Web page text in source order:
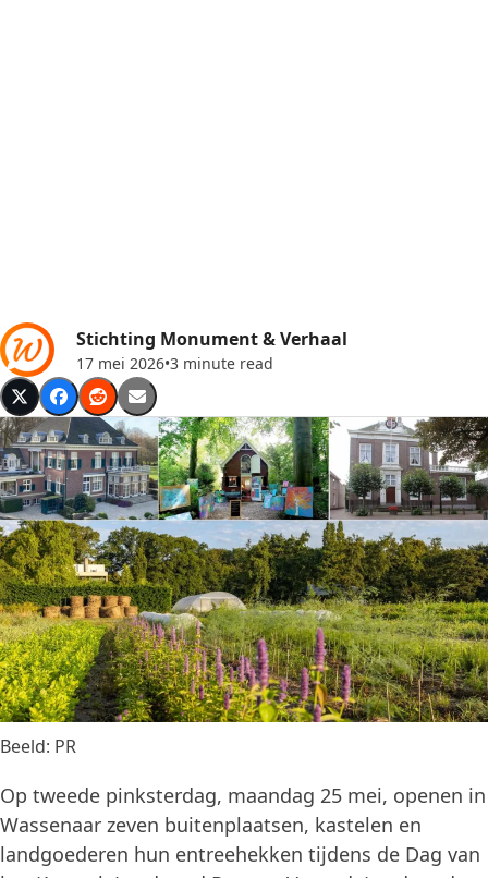
Stichting Monument & Verhaal
17 mei 2026•3 minute read
Beeld: PR
Op tweede pinksterdag, maandag 25 mei, openen in
Wassenaar zeven buitenplaatsen, kastelen en
landgoederen hun entreehekken tijdens de Dag van